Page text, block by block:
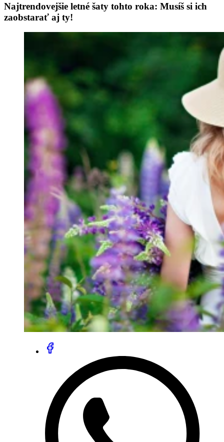
Najtrendovejšie letné šaty tohto roka: Musíš si ich
zaobstarať aj ty!